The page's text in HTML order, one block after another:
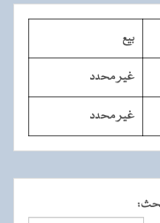
بيع
غير محدد
غير محدد
: